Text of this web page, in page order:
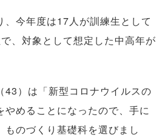
今年度は17人が訓練生として
、対象として想定した中高年が
）は「新型コロナウイルスの
やめることになったので、手に
のづくり基礎科を選びまし